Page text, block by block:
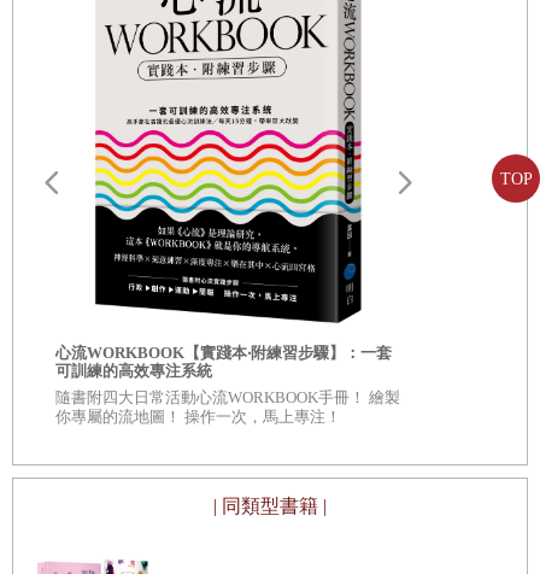
TOP
活出自我，尊重彼此
會在意他人目光，是人的本能
章 一次只專注一件事──單一任務的時間
全神貫注聆聽對方說話
適時放下手機
意識到「此時此刻」該做什麼
專心做一件事 vs. 多工處理
別擔心還沒發生的事
一天只列三項任務
自己的風格，就是最棒的風格
第4章 別忘了遊戲心與冒險魂──創造探索的時間
但在場同學們卻驚訝地瞪大眼，急切地說：
「怎麼會！絕對不是這樣！」
「妳很棒啊，別再這樣說自己了！」
「妳是不是遇到什麼事了？我們都願意聽妳說喔！」
那份真誠的關心，讓我差點落淚。同時我也意識到：
「在這裡，貶低自己竟然是一件那麼奇怪的事。」
我想：「好，我也要學會肯定自己。」可當我真正嘗試時，
卻發現太難了。「我沒有優點，也不堅強，根本找不到任何
值得稱讚的地方！」
心裡滿是抗拒。
老師對我這麼說：
「愛自己需要根據？！根本不需要那種東西啊！想要好好對
待自己，本來就不用拿出什麼證明。而且，你覺得自己一無
心流WORKBOOK【實踐本‧附練習步驟】：一套
可訓練的高效專注系統
隨書附四大日常活動心流WORKBOOK手冊！ 繪製
你專屬的流地圖！ 操作一次，馬上專注！
| 同類型書籍 |